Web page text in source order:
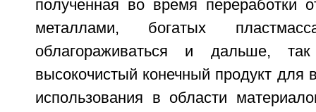
полученная во время переработки
металлами, богатых
облагораживаться и дальше,
высокочистый конечный продукт для
использования в области